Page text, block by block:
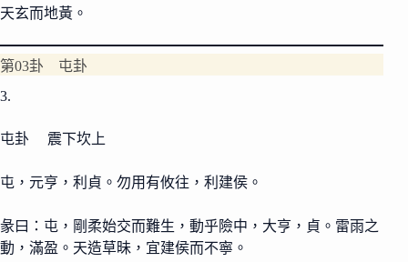
天玄而地黃。
第03卦 屯卦
3.
屯卦 震下坎上
屯，元亨，利貞。勿用有攸往，利建侯。
彖曰：屯，剛柔始交而難生，動乎險中，大亨，貞。雷雨之
動，滿盈。天造草昧，宜建侯而不寧。